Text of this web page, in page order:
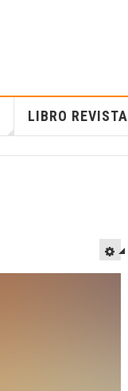
LIBRO REVISTA